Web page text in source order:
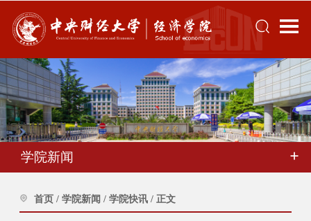
学院新闻
首页 / 学院新闻 / 学院快讯 / 正文